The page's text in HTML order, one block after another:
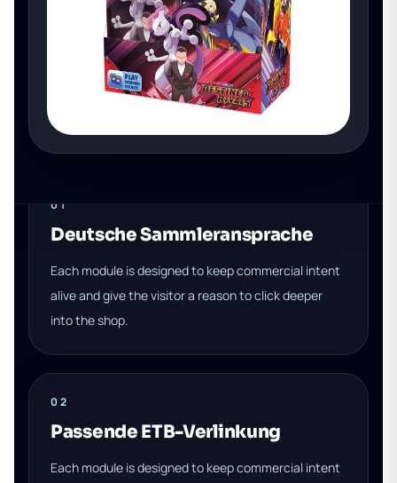
01
Deutsche Sammleransprache
Each module is designed to keep commercial intent
alive and give the visitor a reason to click deeper
into the shop.
02
Passende ETB-Verlinkung
Each module is designed to keep commercial intent